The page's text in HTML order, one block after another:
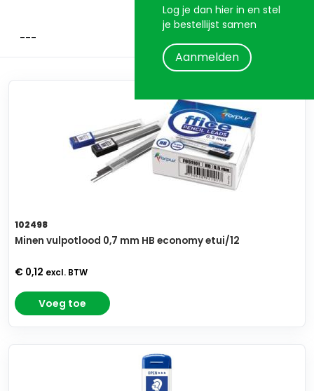
Log je dan hier in en stel
je bestellijst samen
Aanmelden
102498
Minen vulpotlood 0,7 mm HB economy etui/12
€ 0,12 excl. BTW
Voeg toe